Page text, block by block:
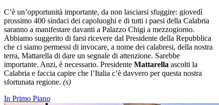
C’è un’opportunità importante, da non lasciarsi sfuggire: giovedì
prossimo 400 sindaci dei capoluoghi e di tutti i paesi della Calabria
saranno a manifestare davanti a Palazzo Chigi a mezzogiorno.
Abbiamo suggerito di farsi ricevere dal Presidente della Repubblica
che ci siamo permessi di invocare, a nome dei calabresi, della nostra
terra, Mattarella di dare un segnale di attenzione. Sarebbe
importante. Anzi, è necessario. Presidente Mattarella ascolti la
Calabria e faccia capire che l’Italia c’è davvero per questa nostra
sfortunata regione. (s)
In Primo Piano